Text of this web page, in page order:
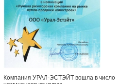
Компания УРАЛ-ЭСТЭЙТ вошла в число